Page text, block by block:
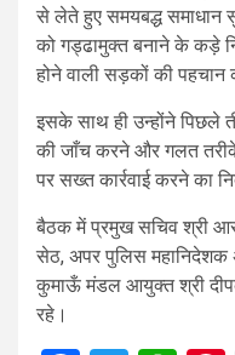
से लेते हुए समयबद्ध समाधान
को गड्ढामुक्त बनाने के कड़े
होने वाली सड़कों की पहचान
इसके साथ ही उन्होंने पिछले
की जाँच करने और गलत तरीके
पर सख्त कार्रवाई करने का
बैठक में प्रमुख सचिव श्री
सेठ, अपर पुलिस महानिदेशक
कुमाऊँ मंडल आयुक्त श्री
रहे।